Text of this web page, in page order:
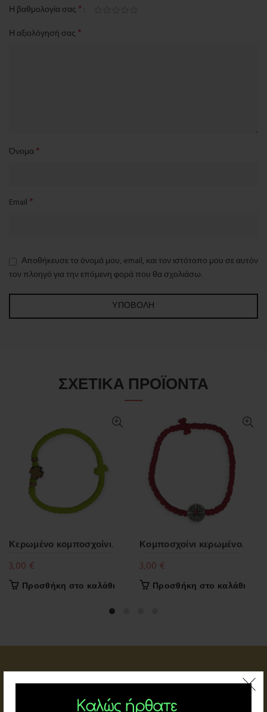
Η βαθμολογία σας *
Η αξιολόγησή σας *
Όνομα *
Email *
Αποθήκευσε το όνομά μου, email, και τον ιστότοπο μου σε αυτόν
τον πλοηγό για την επόμενη φορά που θα σχολιάσω.
ΣΧΕΤΙΚΆ ΠΡΟΪΌΝΤΑ
Κερωμένο κομποσχοίνι.
3,00 €
Προσθήκη στο καλάθι
Κομποσχοίνι κερωμένο.
3,00 €
Προσθήκη στο καλάθι